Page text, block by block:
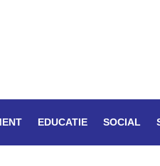
EDUCATIE SOCIAL